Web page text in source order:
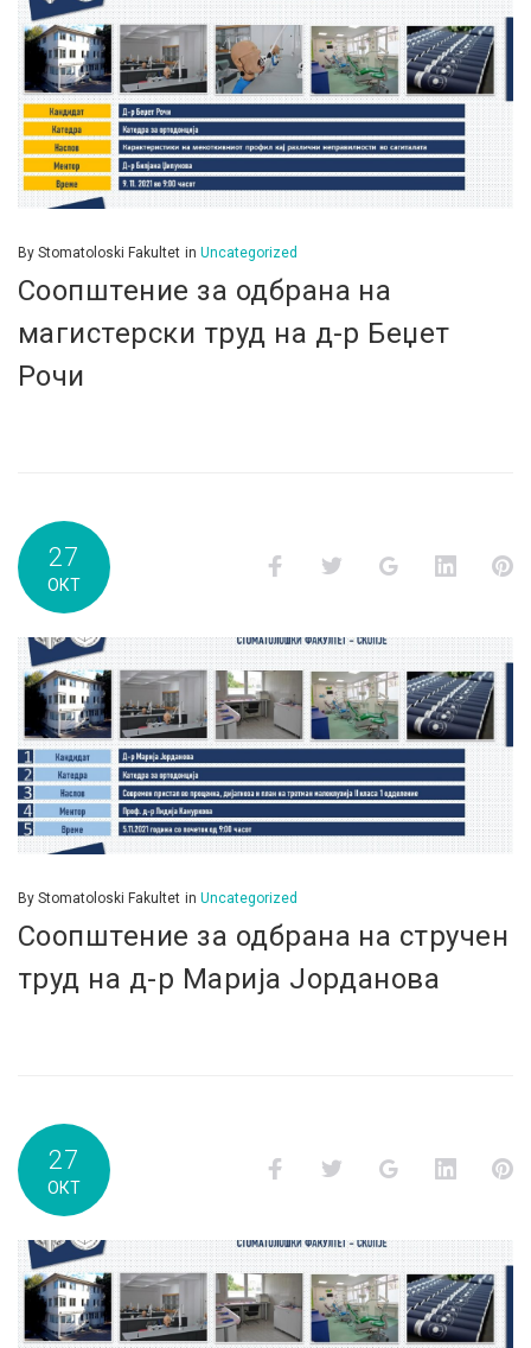
By Stomatoloski Fakultet in Uncategorized
Соопштение за одбрана на
магистерски труд на д-р Беџет
Рочи
27
ОКТ
FacebookTwitter Google+
By Stomatoloski Fakultet in Uncategorized
Соопштение за одбрана на стручен
труд на д-р Марија Јорданова
27
ОКТ
FacebookTwitter Google+